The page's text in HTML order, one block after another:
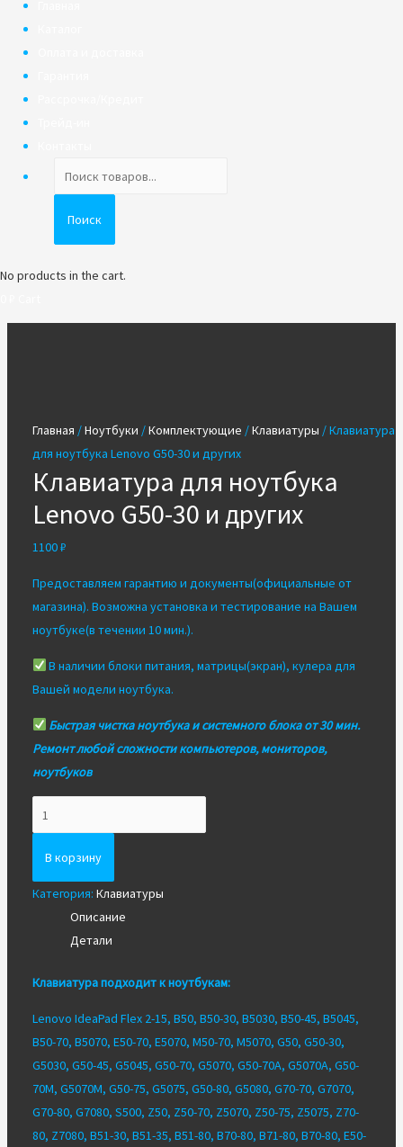
товаров
Поиск
No products in the cart.
Главная /Ноутбуки /Комплектующие /Клавиатуры / Клавиатура
для ноутбука Lenovo G50-30 и других
Клавиатура для ноутбука
Lenovo G50-30 и других
1100₽
Предоставляем гарантию и документы(официальные от
магазина). Возможна установка и тестирование на Вашем
ноутбуке(в течении 10 мин.).
В наличии блоки питания, матрицы(экран), кулера для
Вашей модели ноутбука.
Быстрая чистка ноутбука и системного блока от 30 мин.
Ремонт любой сложности компьютеров, мониторов,
ноутбуков
Клавиатура
для
ноутбука
Lenovo
В корзину
Категория: Клавиатуры
Описание
Детали
Клавиатура подходит к ноутбукам:
Lenovo IdeaPad Flex 2-15, B50, B50-30, B5030, B50-45, B5045,
B50-70, B5070, E50-70, E5070, M50-70, M5070, G50, G50-30,
G5030, G50-45, G5045, G50-70, G5070, G50-70A, G5070A, G50-
70M, G5070M, G50-75, G5075, G50-80, G5080, G70-70, G7070,
G70-80, G7080, S500, Z50, Z50-70, Z5070, Z50-75, Z5075, Z70-
80, Z7080, B51-30, B51-35, B51-80, B70-80, B71-80, B70-80, E50-